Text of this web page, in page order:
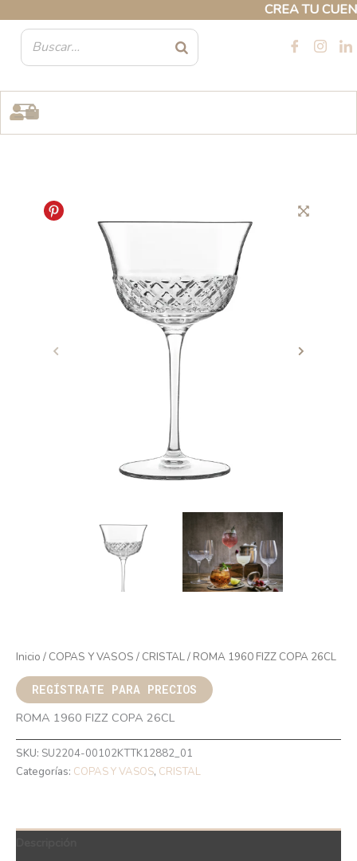
CREA TU
contenido
Inicio / COPAS Y VASOS / CRISTAL/ ROMA 1960 FIZZ COPA 26CL
REGÍSTRATE PARA PRECIOS
ROMA 1960 FIZZ COPA 26CL
SKU: SU2204-00102KTTK12882_01
Categorías: COPAS Y VASOS, CRISTAL